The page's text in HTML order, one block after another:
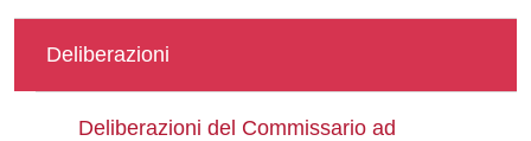
Deliberazioni
Deliberazioni del Commissario ad